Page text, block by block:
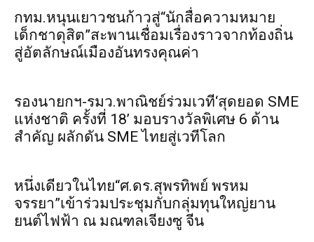
กทม.หนุนเยาวชนก้าวสู่“นักสื่อความหมาย
เด็กชาดุสิต”สะพานเชื่อมเรื่องราวจากท้องถิ่น
สู่อัตลักษณ์เมืองอันทรงคุณค่า
รองนายกฯ-รมว.พาณิชย์ร่วมเวที‘สุดยอด SME
แห่งชาติ ครั้งที่ 18’ มอบรางวัลพิเศษ 6 ด้าน
สำคัญ ผลักดัน SME ไทยสู่เวทีโลก
หนึ่งเดียวในไทย“ศ.ดร.สุพรทิพย์ พรหม
จรรยา”เข้าร่วมประชุมกับกลุ่มทุนใหญ่ยาน
ยนต์ไฟฟ้า ณ มณฑลเจียงซู จีน